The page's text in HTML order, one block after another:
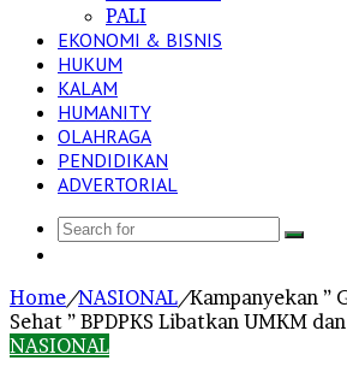
PALI
EKONOMI & BISNIS
HUKUM
KALAM
HUMANITY
OLAHRAGA
PENDIDIKAN
ADVERTORIAL
Search
Home/NASIONAL/Kampanyekan ”
Sehat ” BPDPKS Libatkan UMKM
NASIONAL